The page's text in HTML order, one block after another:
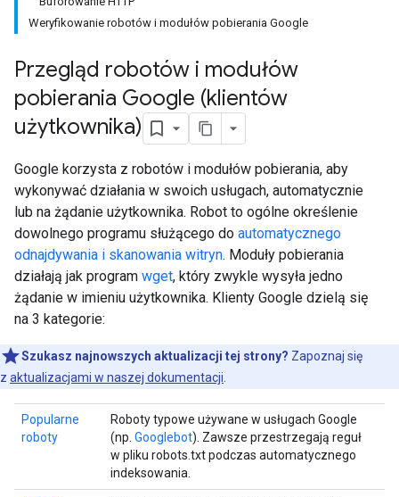
Weryfikowanie robotów i modułów pobierania Google
Przegląd robotów i modułów
pobierania Google (klientów
użytkownika)
Google korzysta z robotów i modułów pobierania, aby
wykonywać działania w swoich usługach, automatycznie
lub na żądanie użytkownika. Robot to ogólne określenie
dowolnego programu służącego do automatycznego
odnajdywania i skanowania witryn. Moduły pobierania
działają jak program wget, który zwykle wysyła jedno
żądanie w imieniu użytkownika. Klienty Google dzielą się
na 3 kategorie:
Szukasz najnowszych aktualizacji tej strony? Zapoznaj się
z aktualizacjami w naszej dokumentacji
Popularne
roboty
Roboty typowe używane w usługach Google
(np. Googlebot). Zawsze przestrzegają reguł
w pliku robots.txt podczas automatycznego
indeksowania.